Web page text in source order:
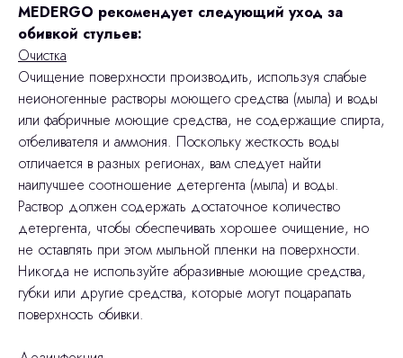
MEDERGO рекомендует следующий уход за
обивкой стульев:
Очистка
Очищение поверхности производить, используя слабые
неионогенные растворы моющего средства (мыла) и воды
или фабричные моющие средства, не содержащие спирта,
отбеливателя и аммония. Поскольку жесткость воды
отличается в разных регионах, вам следует найти
наилучшее соотношение детергента (мыла) и воды.
Раствор должен содержать достаточное количество
детергента, чтобы обеспечивать хорошее очищение, но
не оставлять при этом мыльной пленки на поверхности.
Никогда не используйте абразивные моющие средства,
губки или другие средства, которые могут поцарапать
поверхность обивки.